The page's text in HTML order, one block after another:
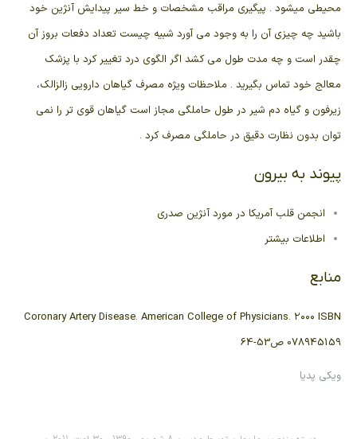
محیطی میشود . پیگیری مراقب مشخصات و خط سیر پیدایش آنژین خود
باشید چه چیزی آن را به وجود می آورد شبیه چیست تعداد دفعات بروز آن
چقدر است و چه مدت طول می ‌کشد اگر الگوی درد تغییر کرد با پزشک
معالج خود تماس بگیرید . ملاحظات ویژه مصرف گیاهان دارویی زالزالک،
زیرفون و گیاه دم شیر در طول حاملگی مجاز است گیاهان قوی تر را نمی
توان بدون نظارت دقیق در حاملگی مصرف کرد .
پیوند به بیرون
انجمن قلب آمریکا در مورد آنژین صدری
اطلاعات بیشتر
منابع
Coronary Artery Disease. American College of Physicians. ۲۰۰۰ ISBN
078945159 ص53-64
ويكي پديا